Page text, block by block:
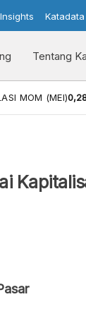
Tentang
MOM (MEI)